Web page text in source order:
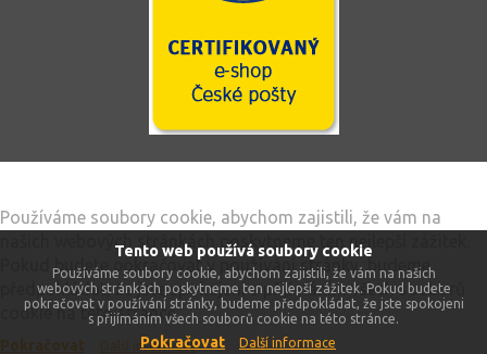
Tento web používá soubory cookie
Používáme soubory cookie, abychom zajistili, že vám na našich
webových stránkách poskytneme ten nejlepší zážitek. Pokud budete
pokračovat v používání stránky, budeme předpokládat, že jste spokojeni
s přijímáním všech souborů cookie na této stránce.
Pokračovat Další informace
Používáme soubory cookie, abychom zajistili, že vám na
našich webových stránkách poskytneme ten nejlepší zážitek.
Pokud budete pokračovat v používání stránky, budeme
předpokládat, že jste spokojeni s přijímáním všech souborů
cookie na této stránce.
Další informace